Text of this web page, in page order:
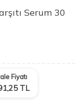
Serum 30
Fiyatı
TL